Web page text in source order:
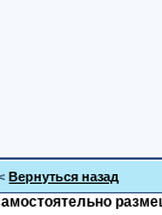
Вернуться назад